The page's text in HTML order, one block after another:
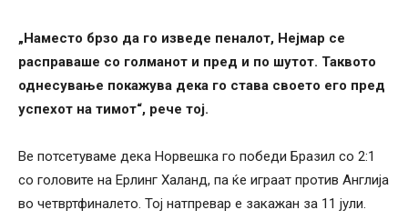
„Наместо брзо да го изведе пеналот, Нејмар се
расправаше со голманот и пред и по шутот. Таквото
однесување покажува дека го става своето его пред
успехот на тимот“, рече тој.
Ве потсетуваме дека Норвешка го победи Бразил со 2:1
со головите на Ерлинг Халанд, па ќе играат против Англија
во четвртфиналето. Тој натпревар е закажан за 11 јули.